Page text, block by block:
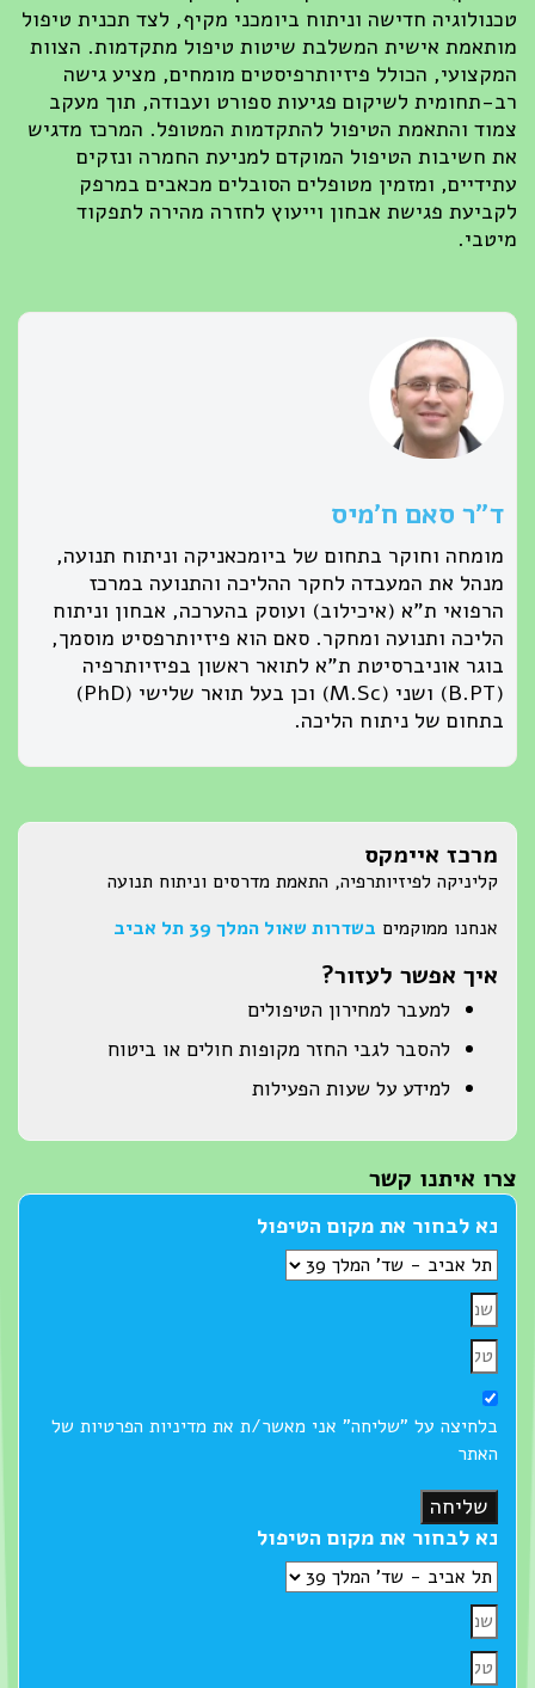
טכנולוגיה חדישה וניתוח ביומכני מקיף, לצד תכנית טיפול
מותאמת אישית המשלבת שיטות טיפול מתקדמות. הצוות
המקצועי, הכולל פיזיותרפיסטים מומחים, מציע גישה
רב-תחומית לשיקום פגיעות ספורט ועבודה, תוך מעקב
צמוד והתאמת הטיפול להתקדמות המטופל. המרכז מדגיש
את חשיבות הטיפול המוקדם למניעת החמרה ונזקים
עתידיים, ומזמין מטופלים הסובלים מכאבים במרפק
לקביעת פגישת אבחון וייעוץ לחזרה מהירה לתפקוד
מיטבי.
ד״ר סאם ח׳מיס
מומחה וחוקר בתחום של ביומכאניקה וניתוח תנועה,
מנהל את המעבדה לחקר ההליכה והתנועה במרכז
הרפואי ת"א (איכילוב) ועוסק בהערכה, אבחון וניתוח
הליכה ותנועה ומחקר. סאם הוא פיזיותרפסיט מוסמך,
בוגר אוניברסיטת ת"א לתואר ראשון בפיזיותרפיה
(B.PT) ושני (M.Sc) וכן בעל תואר שלישי (PhD)
בתחום של ניתוח הליכה.
מרכז איימקס
קליניקה לפיזיותרפיה, התאמת מדרסים וניתוח תנועה
אנחנו ממוקמים בשדרות שאול המלך 39 תל אביב
איך אפשר לעזור?
למעבר למחירון הטיפולים
להסבר לגבי החזר מקופות חולים או ביטוח
למידע על שעות הפעילות
צרו איתנו קשר
נא לבחור את מקום הטיפול
בלחיצה על "שליחה" אני מאשר/ת את מדיניות הפרטיות של
האתר
שליחה
נא לבחור את מקום הטיפול